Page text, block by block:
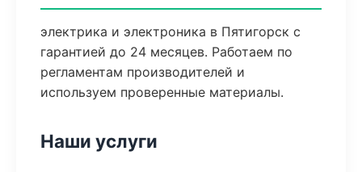
электрика и электроника в Пятигорск с
гарантией до 24 месяцев. Работаем по
регламентам производителей и
используем проверенные материалы.
Наши услуги